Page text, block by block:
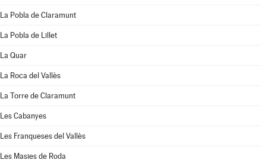
La Pobla de Claramunt
La Pobla de Lillet
La Quar
La Roca del Vallès
La Torre de Claramunt
Les Cabanyes
Les Franqueses del Vallès
Les Masies de Roda